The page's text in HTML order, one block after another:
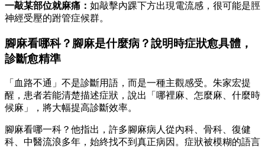
一敲某部位就麻痛： 如敲擊內踝下方出現電流感，很可能是脛
神經受壓的跗管症候群。
腳麻看哪科？腳麻是什麼病？說明時症狀愈具體，
診斷愈精準
「血路不通」不是診斷用語，而是一種主觀感受。朱家宏提
醒，患者若能清楚描述症狀，說出「哪裡麻、怎麼麻、什麼時
候麻」，將大幅提高診斷效率。
腳麻看哪一科？他指出，許多腳麻病人從內科、骨科、復健
科、中醫流浪多年，始終找不到真正病因。症狀被模糊的語言